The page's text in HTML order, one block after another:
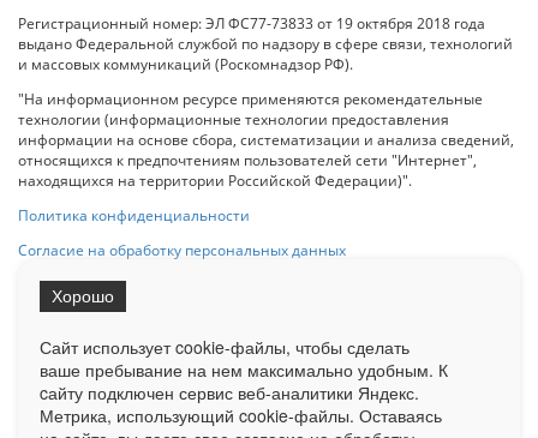
Регистрационный номер: ЭЛ ФС77-73833 от 19 октября 2018 года
выдано Федеральной службой по надзору в сфере связи, технологий
и массовых коммуникаций (Роскомнадзор РФ).
"На информационном ресурсе применяются рекомендательные
технологии (информационные технологии предоставления
информации на основе сбора, систематизации и анализа сведений,
относящихся к предпочтениям пользователей сети "Интернет",
находящихся на территории Российской Федерации)".
Политика конфиденциальности
Согласие на обработку персональных данных
на Сетевое издание «ОрелТаймс» обязательна.
Ограниченная статистика посещаемости доступна на сайте
Liveinternet.ru . Подробная статистика для рекламодателей по запросу
Сайт использует cookie-файлы, чтобы сделать
ваше пребывание на нем максимально удобным. К
cайту подключен сервис веб-аналитики Яндекс.
Метрика, использующий cookie-файлы. Оставаясь
Хорошо